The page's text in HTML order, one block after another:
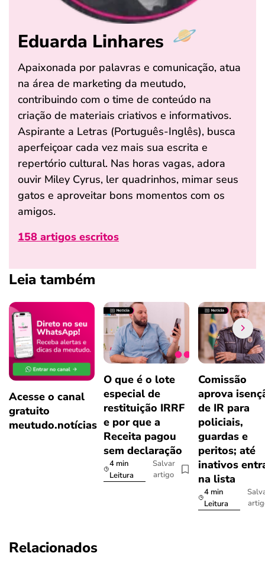
Eduarda Linhares
Apaixonada por palavras e comunicação, atua
na área de marketing da meutudo,
contribuindo com o time de conteúdo na
criação de materiais criativos e informativos.
Aspirante a Letras (Português-Inglês), busca
aperfeiçoar cada vez mais sua escrita e
repertório cultural. Nas horas vagas, adora
ouvir Miley Cyrus, ler quadrinhos, mimar seus
gatos e aproveitar bons momentos com os
amigos.
158 artigos escritos
Leia também
Acesse o canal
gratuito
meutudo.notícias
O que é o lote
especial de
restituição IRRF
e por que a
Receita pagou
sem declaração
4 min
Leitura
Salvar
artigo
Comissão
aprova
de IR para
policiais,
guardas e
peritos; até
inativos
na lista
4 min
Leitura
Relacionados